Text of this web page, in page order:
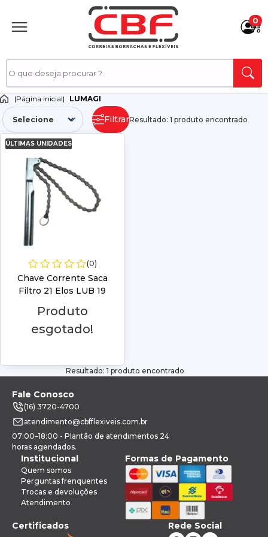
0
|Página inicial| LUMAGI
Resultado: 1 produto encontrado
Filtrar
ÚLTIMAS UNIDADES
(0)
Chave Corrente Saca
Filtro 21 Elos LUB 19
Produto
esgotado!
Resultado: 1 produto encontrado
Fale Conosco
(16) 3720-4700
atendimento@cbfflexiveis.com.br
07:00–18:00 - Plantão de atendimentos 24
horas agendados.
Institucional
Quem somos
Perguntas frenquentes
Trocas e devoluções
Atendimento
Formas de Pagamento
Certificados Rede Social